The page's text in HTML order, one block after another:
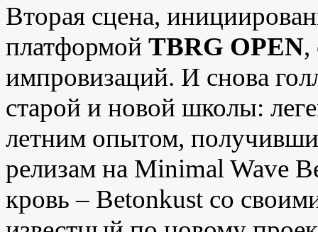
Вторая сцена,
платформой TBRG OPEN,
импровизаций. И снова
старой и новой школы:
летним опытом,
релизам на Minimal Wave
кровь – Betonkust со